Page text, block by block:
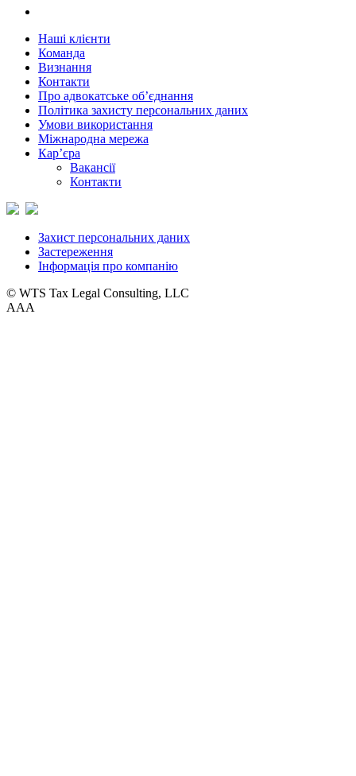
Наші клієнти
Команда
Визнання
Контакти
Про адвокатське об’єднання
Політика захисту персональних даних
Умови використання
Міжнародна мережа
Кар’єра
Вакансії
Контакти
Захист персональних даних
Застереження
Інформація про компанію
© WTS Tax Legal Consulting, LLC
AAA